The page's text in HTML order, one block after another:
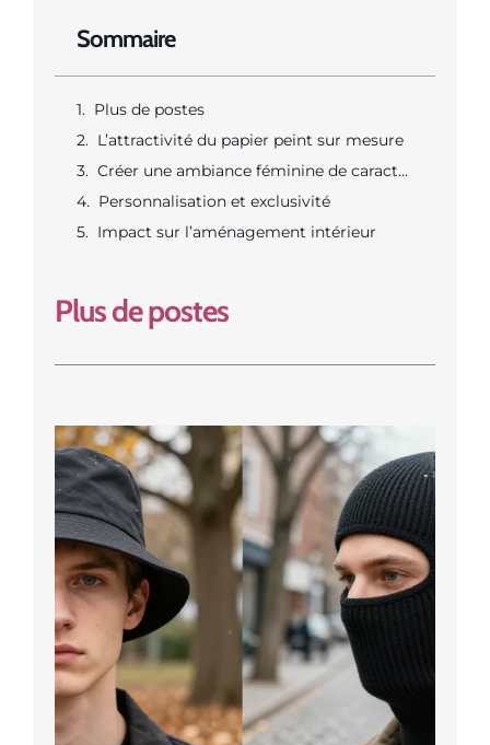
Sommaire
Plus de postes
L’attractivité du papier peint sur mesure
Créer une ambiance féminine de caractère
Personnalisation et exclusivité
Impact sur l’aménagement intérieur
Plus de postes